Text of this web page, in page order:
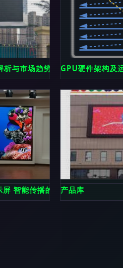
析与市场趋势 GPU硬件架构及
视界
智能传播的先锋力量
产品库